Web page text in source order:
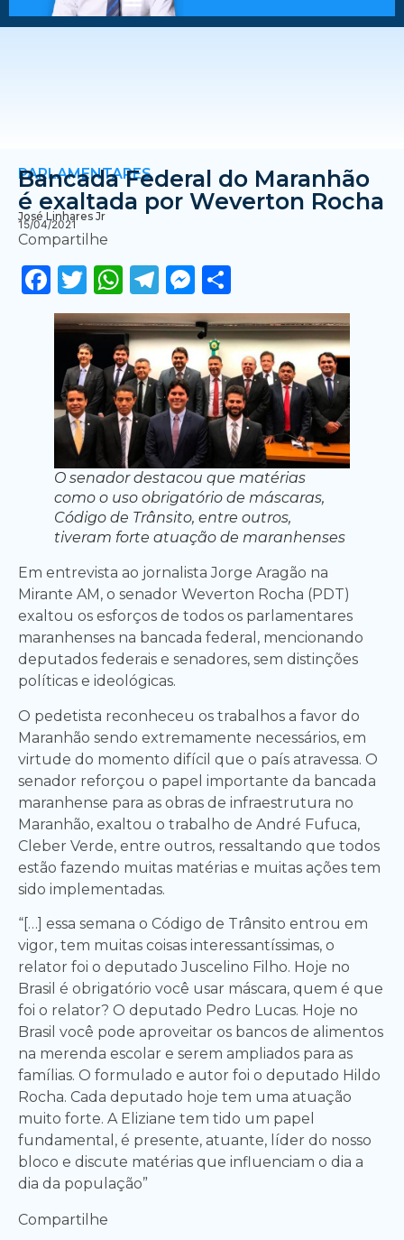
PARLAMENTARES
Bancada Federal do Maranhão
é exaltada por Weverton Rocha
José Linhares Jr
15/04/2021
Compartilhe
Facebook
Twitter
WhatsApp
Telegram
Messenger
O senador destacou que matérias
como o uso obrigatório de máscaras,
Código de Trânsito, entre outros,
tiveram forte atuação de maranhenses
Em entrevista ao jornalista Jorge Aragão na
Mirante AM, o senador Weverton Rocha (PDT)
exaltou os esforços de todos os parlamentares
maranhenses na bancada federal, mencionando
deputados federais e senadores, sem distinções
políticas e ideológicas.
O pedetista reconheceu os trabalhos a favor do
Maranhão sendo extremamente necessários, em
virtude do momento difícil que o país atravessa. O
senador reforçou o papel importante da bancada
maranhense para as obras de infraestrutura no
Maranhão, exaltou o trabalho de André Fufuca,
Cleber Verde, entre outros, ressaltando que todos
estão fazendo muitas matérias e muitas ações tem
sido implementadas.
“[…] essa semana o Código de Trânsito entrou em
vigor, tem muitas coisas interessantíssimas, o
relator foi o deputado Juscelino Filho. Hoje no
Brasil é obrigatório você usar máscara, quem é que
foi o relator? O deputado Pedro Lucas. Hoje no
Brasil você pode aproveitar os bancos de alimentos
na merenda escolar e serem ampliados para as
famílias. O formulado e autor foi o deputado Hildo
Rocha. Cada deputado hoje tem uma atuação
muito forte. A Eliziane tem tido um papel
fundamental, é presente, atuante, líder do nosso
bloco e discute matérias que influenciam o dia a
dia da população”
Compartilhe